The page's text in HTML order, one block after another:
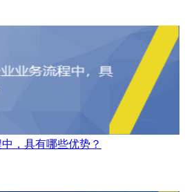
，具有哪些优势？